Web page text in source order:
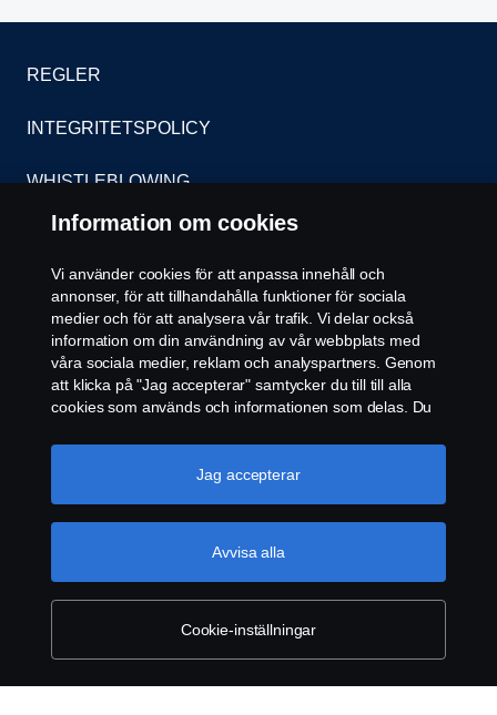
REGLER
INTEGRITETSPOLICY
WHISTLEBLOWING
KONTAKT
ÅTERFÖRSÄLJARE
COOKIE POLICY
COOKIE-INSTÄLLNINGAR
© Copyright Scania 2026. Scania Sverige AB, Box
900, 127 29 Stockholm, Telefon: 010-706 60 00
Information om cookies
Vi använder cookies för att anpassa innehåll och
annonser, för att tillhandahålla funktioner för sociala
medier och för att analysera vår trafik. Vi delar också
information om din användning av vår webbplats med
våra sociala medier, reklam och analyspartners. Genom
att klicka på "Jag accepterar" samtycker du till till alla
cookies som används och informationen som delas. Du
"Cookie-inställningar" och välja de kategorier du vill
acceptera. För en mer detaljerad förklaring av hur vi
Cookie-inställningar
Avvisa alla
Jag accepterar